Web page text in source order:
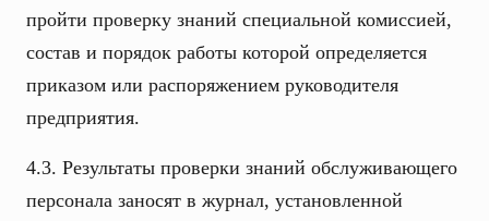
пройти проверку знаний специальной комиссией,
состав и порядок работы которой определяется
приказом или распоряжением руководителя
предприятия.
4.3. Результаты проверки знаний обслуживающего
персонала заносят в журнал, установленной